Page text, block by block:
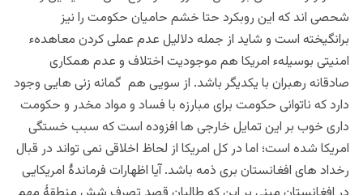
شحصی اند که این روبکرد حتا خشم حامیان حکومت را نیز
برانگیخته است و شاید از جمله دلالیل عدم عملی کردن معاهدهء
امنیتی بوسیلهء امریکا هم موجودیت اختلاف و عدم همکاری
صادقانه رهبران با یکدیگر باشد. از سویی هم گمانه زنی هایی وجود
دارد که ناتوانی حکومت برای مبارزه با فساد و مواد مخدر و حکومت
داری خوب بر این تمایل خارجی ها افزوده است که سبب خستگی
امریکا شده است؛ اما در کل امریکا از لحاظ اخلاقی نمی تواند در قبال
رخداد های افغانستان بری ذمه باشد. آیا اظهارات فرماندۀ امریکایی